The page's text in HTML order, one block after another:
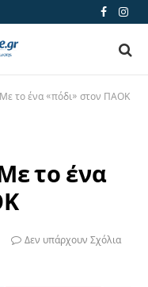
Facebook
το ένα «πόδι» στον ΠΑΟΚ
το ένα
Δεν υπάρχουν Σχόλια